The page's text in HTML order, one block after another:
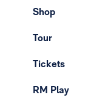
Shop
Tour
Tickets
RM Play